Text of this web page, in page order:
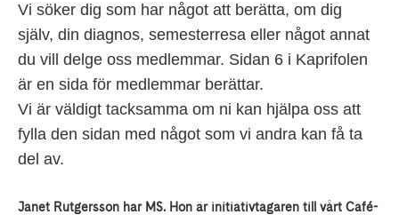
Vi söker dig som har något att berätta, om dig
själv, din diagnos, semesterresa eller något annat
du vill delge oss medlemmar. Sidan 6 i Kaprifolen
är en sida för medlemmar berättar.
Vi är väldigt tacksamma om ni kan hjälpa oss att
fylla den sidan med något som vi andra kan få ta
del av.
Janet Rutgersson har MS. Hon är initiativtagaren till vårt Café-